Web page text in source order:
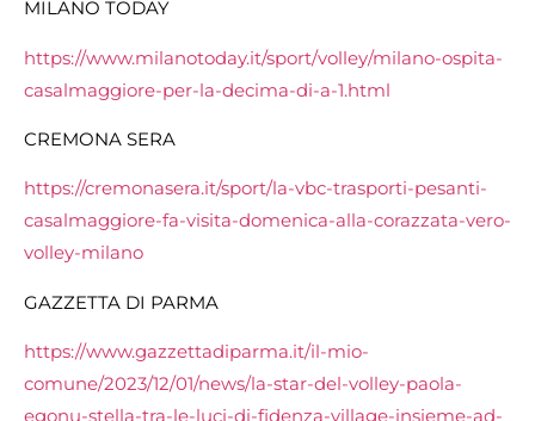
MILANO TODAY
https://www.milanotoday.it/sport/volley/milano-ospita-
casalmaggiore-per-la-decima-di-a-1.html
CREMONA SERA
https://cremonasera.it/sport/la-vbc-trasporti-pesanti-
casalmaggiore-fa-visita-domenica-alla-corazzata-vero-
volley-milano
GAZZETTA DI PARMA
https://www.gazzettadiparma.it/il-mio-
comune/2023/12/01/news/la-star-del-volley-paola-
egonu-stella-tra-le-luci-di-fidenza-village-insieme-ad-